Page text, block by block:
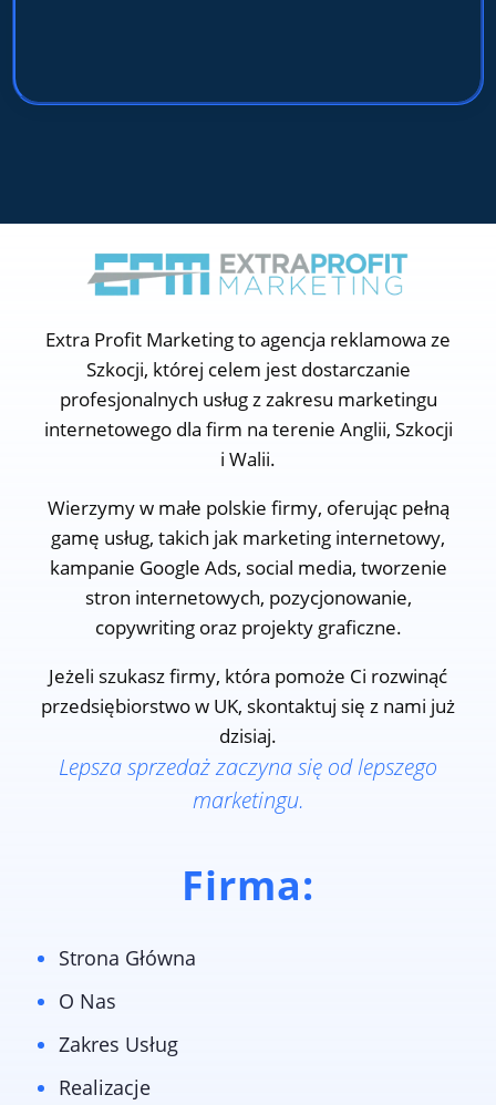
Extra Profit Marketing to agencja reklamowa ze
Szkocji, której celem jest dostarczanie
profesjonalnych usług z zakresu marketingu
internetowego dla firm na terenie Anglii, Szkocji
i Walii.
Wierzymy w małe polskie firmy, oferując pełną
gamę usług, takich jak marketing internetowy,
kampanie Google Ads, social media, tworzenie
stron internetowych, pozycjonowanie,
copywriting oraz projekty graficzne.
Jeżeli szukasz firmy, która pomoże Ci rozwinąć
przedsiębiorstwo w UK, skontaktuj się z nami już
dzisiaj.
Lepsza sprzedaż zaczyna się od lepszego
marketingu.
Firma:
Strona Główna
O Nas
Zakres Usług
Realizacje